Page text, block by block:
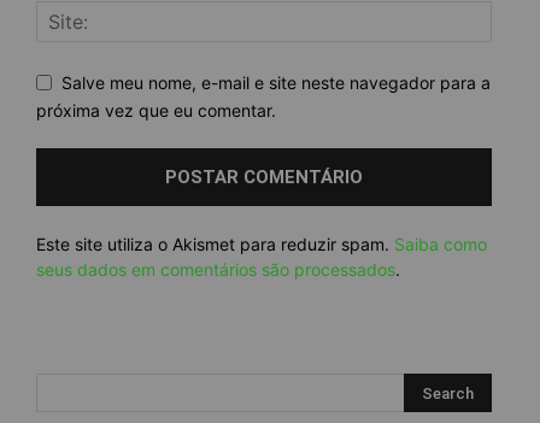
Salve meu nome, e-mail e site neste navegador para a
próxima vez que eu comentar.
Este site utiliza o Akismet para reduzir spam. Saiba como
seus dados em comentários são processados.